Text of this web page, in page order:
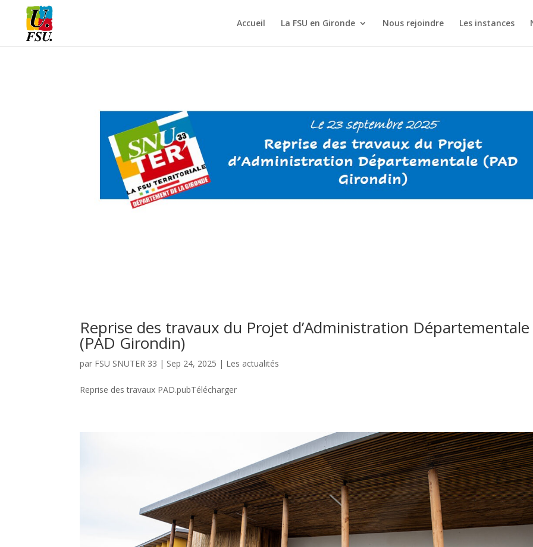
Accueil La FSU en Gironde Nous rejoindre Les instances
Reprise des travaux du Projet d’Administration Départementale
(PAD Girondin)
par FSU SNUTER 33 | Sep 24, 2025 | Les actualités
Reprise des travaux PAD.pubTélécharger